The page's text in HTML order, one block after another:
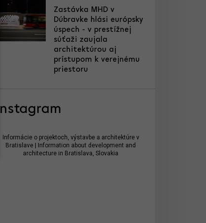
Zastávka MHD v
Dúbravke hlási európsky
úspech - v prestížnej
súťaži zaujala
architektúrou aj
prístupom k verejnému
priestoru
Instagram
Informácie o projektoch, výstavbe a architektúre v
Bratislave | Information about development and
architecture in Bratislava, Slovakia